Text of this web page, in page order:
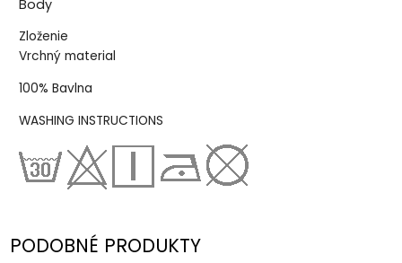
Body
Zloženie
Vrchný material
100% Bavlna
WASHING INSTRUCTIONS
PODOBNÉ PRODUKTY